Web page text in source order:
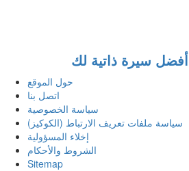
أفضل سيرة ذاتية لك
حول الموقع
اتصل بنا
سياسة الخصوصية
سياسة ملفات تعريف الارتباط (الكوكيز)
إخلاء المسؤولية
الشروط والأحكام
Sitemap